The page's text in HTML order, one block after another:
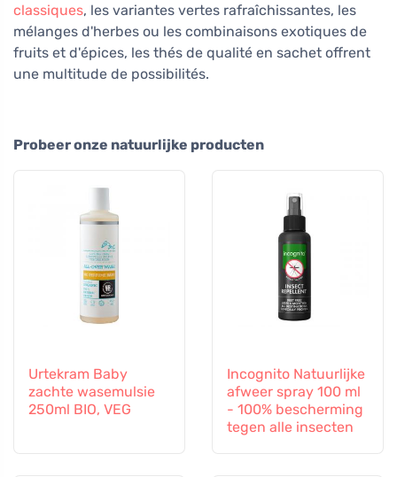
classiques, les variantes vertes rafraîchissantes, les
mélanges d'herbes ou les combinaisons exotiques de
fruits et d'épices, les thés de qualité en sachet offrent
une multitude de possibilités.
Probeer onze natuurlijke producten
Urtekram Baby
zachte wasemulsie
250ml BIO, VEG
Incognito Natuurlijke
afweer spray 100 ml
- 100% bescherming
tegen alle insecten